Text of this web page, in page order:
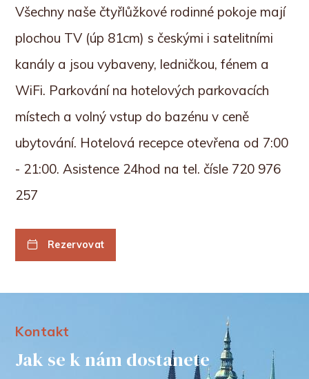
Všechny naše čtyřlůžkové rodinné pokoje mají
plochou TV (úp 81cm) s českými i satelitními
kanály a jsou vybaveny, ledničkou, fénem a
WiFi. Parkování na hotelových parkovacích
místech a volný vstup do bazénu v ceně
ubytování. Hotelová recepce otevřena od 7:00
- 21:00. Asistence 24hod na tel. čísle 720 976
257
Rezervovat
Kontakt
Jak se k nám dostanete